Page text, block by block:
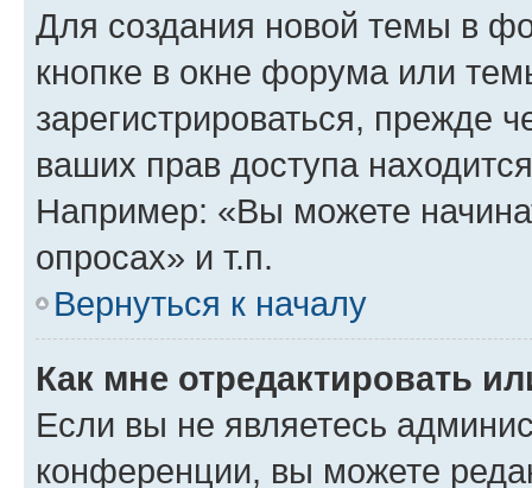
Для создания новой темы в
кнопке в окне форума или
зарегистрироваться, прежде
ваших прав доступа
Например: «Вы можете
опросах» и т.п.
Вернуться к началу
Как мне отредактировать
Если вы не являетесь
конференции, вы можете